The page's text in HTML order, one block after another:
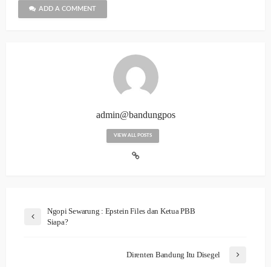
ADD A COMMENT
admin@bandungpos
VIEW ALL POSTS
Ngopi Sewarung : Epstein Files dan Ketua PBB
Siapa?
Direnten Bandung Itu Disegel